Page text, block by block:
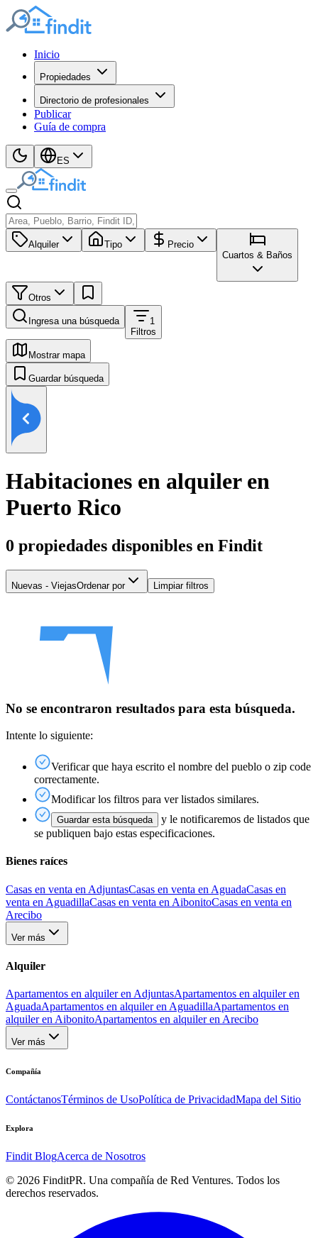
Inicio
Propiedades
Directorio de profesionales
Publicar
Guía de compra
ES
Alquiler Tipo
Precio
Cuartos & Baños
Otros
Ingresa una búsqueda
1
Filtros
Mostrar mapa
Guardar búsqueda
Habitaciones en alquiler en
Puerto Rico
0 propiedades disponibles en Findit
Nuevas - ViejasOrdenar por Limpiar filtros
No se encontraron resultados para esta búsqueda.
Intente lo siguiente:
Verificar que haya escrito el nombre del pueblo o zip code
correctamente.
Modificar los filtros para ver listados similares.
Guardar esta búsqueda
y le notificaremos de listados que
se publiquen bajo estas especificaciones.
Bienes raíces
Casas en venta en AdjuntasCasas en venta en AguadaCasas en
venta en AguadillaCasas en venta en AibonitoCasas en venta en
Arecibo
Ver más
Alquiler
Apartamentos en alquiler en AdjuntasApartamentos en alquiler en
AguadaApartamentos en alquiler en AguadillaApartamentos en
alquiler en AibonitoApartamentos en alquiler en Arecibo
Ver más
Compañía
ContáctanosTérminos de UsoPolítica de PrivacidadMapa del Sitio
Explora
Findit BlogAcerca de Nosotros
© 2026 FinditPR. Una compañía de Red Ventures. Todos los
derechos reservados.